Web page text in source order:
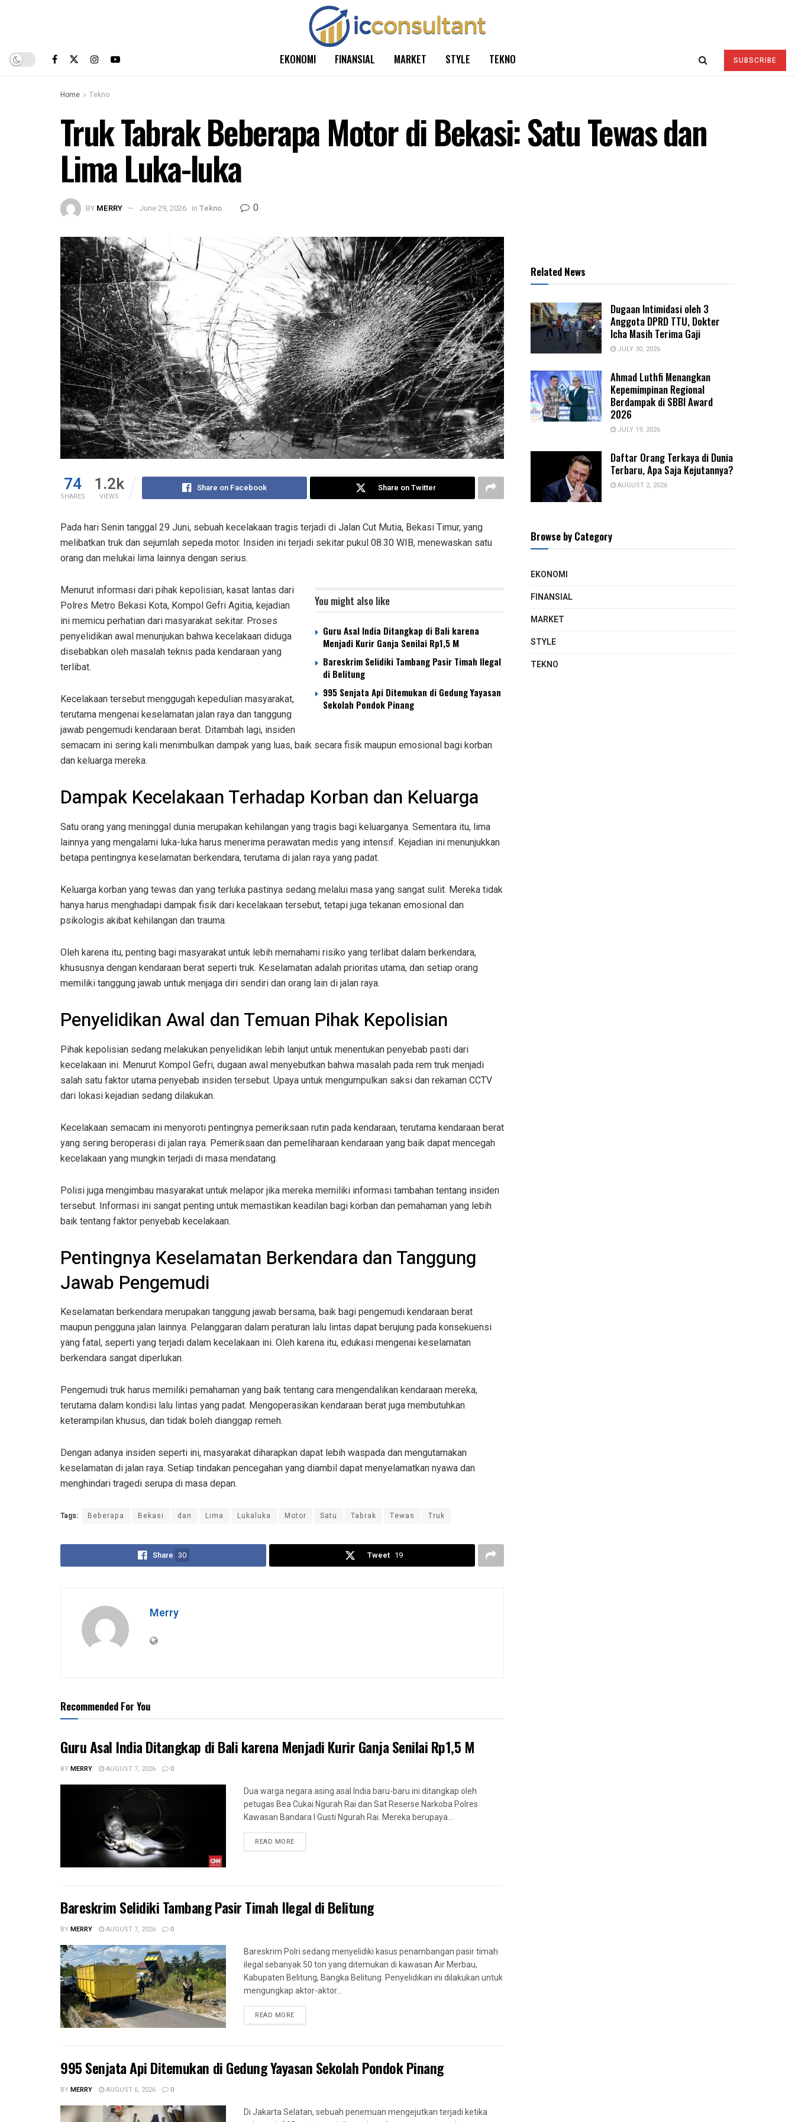
EKONOMI FINANSIAL MARKET STYLE TEKNO SUBSCRIBE
Home Tekno
Truk Tabrak Beberapa Motor di Bekasi: Satu Tewas dan
Lima Luka-luka
BY MERRY June 29, 2026 in Tekno 0
74
SHARES
1.2k
VIEWS
Share on Facebook Share on Twitter
Pada hari Senin tanggal 29 Juni, sebuah kecelakaan tragis terjadi di Jalan Cut Mutia, Bekasi Timur, yang
melibatkan truk dan sejumlah sepeda motor. Insiden ini terjadi sekitar pukul 08.30 WIB, menewaskan satu
orang dan melukai lima lainnya dengan serius.
You might also like
Guru Asal India Ditangkap di Bali karena
Menjadi Kurir Ganja Senilai Rp1,5 M
Bareskrim Selidiki Tambang Pasir Timah Ilegal
di Belitung
995 Senjata Api Ditemukan di Gedung Yayasan
Sekolah Pondok Pinang
Menurut informasi dari pihak kepolisian, kasat lantas dari
Polres Metro Bekasi Kota, Kompol Gefri Agitia, kejadian
ini memicu perhatian dari masyarakat sekitar. Proses
penyelidikan awal menunjukan bahwa kecelakaan diduga
disebabkan oleh masalah teknis pada kendaraan yang
terlibat.
Kecelakaan tersebut menggugah kepedulian masyarakat,
terutama mengenai keselamatan jalan raya dan tanggung
jawab pengemudi kendaraan berat. Ditambah lagi, insiden
semacam ini sering kali menimbulkan dampak yang luas, baik secara fisik maupun emosional bagi korban
dan keluarga mereka.
Dampak Kecelakaan Terhadap Korban dan Keluarga
Satu orang yang meninggal dunia merupakan kehilangan yang tragis bagi keluarganya. Sementara itu, lima
lainnya yang mengalami luka-luka harus menerima perawatan medis yang intensif. Kejadian ini menunjukkan
betapa pentingnya keselamatan berkendara, terutama di jalan raya yang padat.
Keluarga korban yang tewas dan yang terluka pastinya sedang melalui masa yang sangat sulit. Mereka tidak
hanya harus menghadapi dampak fisik dari kecelakaan tersebut, tetapi juga tekanan emosional dan
psikologis akibat kehilangan dan trauma.
Oleh karena itu, penting bagi masyarakat untuk lebih memahami risiko yang terlibat dalam berkendara,
khususnya dengan kendaraan berat seperti truk. Keselamatan adalah prioritas utama, dan setiap orang
memiliki tanggung jawab untuk menjaga diri sendiri dan orang lain di jalan raya.
Penyelidikan Awal dan Temuan Pihak Kepolisian
Pihak kepolisian sedang melakukan penyelidikan lebih lanjut untuk menentukan penyebab pasti dari
kecelakaan ini. Menurut Kompol Gefri, dugaan awal menyebutkan bahwa masalah pada rem truk menjadi
salah satu faktor utama penyebab insiden tersebut. Upaya untuk mengumpulkan saksi dan rekaman CCTV
dari lokasi kejadian sedang dilakukan.
Kecelakaan semacam ini menyoroti pentingnya pemeriksaan rutin pada kendaraan, terutama kendaraan berat
yang sering beroperasi di jalan raya. Pemeriksaan dan pemeliharaan kendaraan yang baik dapat mencegah
kecelakaan yang mungkin terjadi di masa mendatang.
Polisi juga mengimbau masyarakat untuk melapor jika mereka memiliki informasi tambahan tentang insiden
tersebut. Informasi ini sangat penting untuk memastikan keadilan bagi korban dan pemahaman yang lebih
baik tentang faktor penyebab kecelakaan.
Pentingnya Keselamatan Berkendara dan Tanggung
Jawab Pengemudi
Keselamatan berkendara merupakan tanggung jawab bersama, baik bagi pengemudi kendaraan berat
maupun pengguna jalan lainnya. Pelanggaran dalam peraturan lalu lintas dapat berujung pada konsekuensi
yang fatal, seperti yang terjadi dalam kecelakaan ini. Oleh karena itu, edukasi mengenai keselamatan
berkendara sangat diperlukan.
Pengemudi truk harus memiliki pemahaman yang baik tentang cara mengendalikan kendaraan mereka,
terutama dalam kondisi lalu lintas yang padat. Mengoperasikan kendaraan berat juga membutuhkan
keterampilan khusus, dan tidak boleh dianggap remeh.
Dengan adanya insiden seperti ini, masyarakat diharapkan dapat lebih waspada dan mengutamakan
keselamatan di jalan raya. Setiap tindakan pencegahan yang diambil dapat menyelamatkan nyawa dan
menghindari tragedi serupa di masa depan.
Tags: Beberapa Bekasi dan Lima Lukaluka Motor Satu Tabrak Tewas Truk
Share 30 Tweet 19
Merry
Recommended For You
Guru Asal India Ditangkap di Bali karena Menjadi Kurir Ganja Senilai Rp1,5 M
BYMERRY AUGUST 7, 2026 0
Dua warga negara asing asal India baru-baru ini ditangkap oleh
petugas Bea Cukai Ngurah Rai dan Sat Reserse Narkoba Polres
Kawasan Bandara I Gusti Ngurah Rai. Mereka berupaya...
READ MORE
Bareskrim Selidiki Tambang Pasir Timah Ilegal di Belitung
BYMERRY AUGUST 7, 2026 0
Bareskrim Polri sedang menyelidiki kasus penambangan pasir timah
ilegal sebanyak 50 ton yang ditemukan di kawasan Air Merbau,
Kabupaten Belitung, Bangka Belitung. Penyelidikan ini dilakukan untuk
mengungkap aktor-aktor...
READ MORE
995 Senjata Api Ditemukan di Gedung Yayasan Sekolah Pondok Pinang
BYMERRY AUGUST 6, 2026 0
Di Jakarta Selatan, sebuah penemuan mengejutkan terjadi ketika
Related News
Dugaan Intimidasi oleh 3
Anggota DPRD TTU, Dokter
Icha Masih Terima Gaji
JULY 30, 2026
Ahmad Luthfi Menangkan
Kepemimpinan Regional
Berdampak di SBBI Award
2026
JULY 19, 2026
Daftar Orang Terkaya di Dunia
Terbaru, Apa Saja Kejutannya?
AUGUST 2, 2026
Browse by Category
EKONOMI
FINANSIAL
MARKET
STYLE
TEKNO